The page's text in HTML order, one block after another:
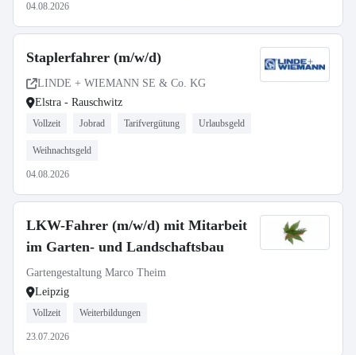
04.08.2026
Staplerfahrer (m/w/d)
LINDE + WIEMANN SE & Co. KG
Elstra - Rauschwitz
Vollzeit Jobrad Tarifvergütung Urlaubsgeld
Weihnachtsgeld
04.08.2026
LKW-Fahrer (m/w/d) mit Mitarbeit
im Garten- und Landschaftsbau
Gartengestaltung Marco Theim
Leipzig
Vollzeit Weiterbildungen
23.07.2026